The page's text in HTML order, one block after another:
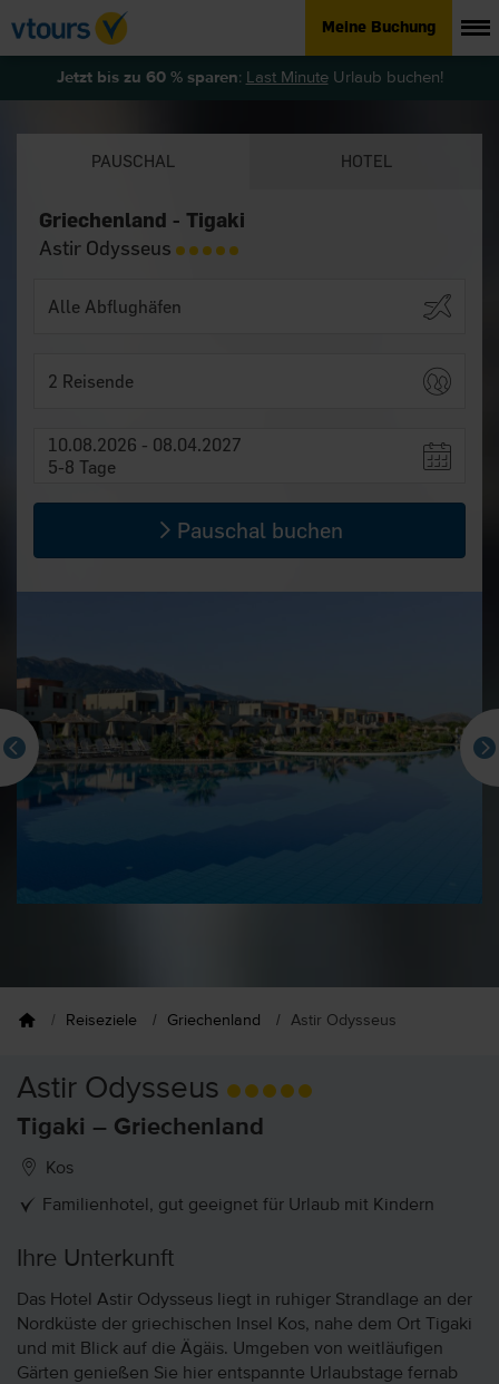
Meine Buchung
Jetzt bis zu 60 % sparen: Last MinuteUrlaub buchen!
PAUSCHAL HOTEL
Griechenland - Tigaki
Astir Odysseus
2 Reisende
10.08.2026 - 08.04.2027
5-8 Tage
Pauschal buchen
Reiseziele Griechenland Astir Odysseus
Astir Odysseus
Tigaki – Griechenland
Kos
Familienhotel, gut geeignet für Urlaub mit Kindern
Ihre Unterkunft
Das Hotel Astir Odysseus liegt in ruhiger Strandlage an der
Nordküste der griechischen Insel Kos, nahe dem Ort Tigaki
und mit Blick auf die Ägäis. Umgeben von weitläufigen
Gärten genießen Sie hier entspannte Urlaubstage fernab